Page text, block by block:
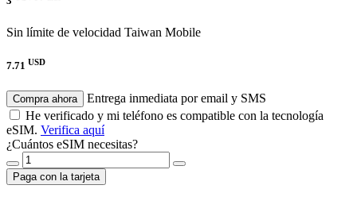
Sin límite de velocidad Taiwan Mobile
7.71 USD
Compra ahora
Entrega inmediata por email y SMS
He verificado y mi teléfono es compatible con la tecnología
eSIM. Verifica aquí
¿Cuántos eSIM necesitas?
Paga con la tarjeta